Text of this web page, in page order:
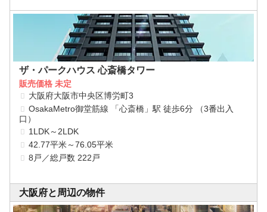
ザ・パークハウス 心斎橋タワー
販売価格 未定
大阪府大阪市中央区博労町3
OsakaMetro御堂筋線 「心斎橋」駅 徒歩6分 （3番出入
口）
1LDK～2LDK
42.77平米～76.05平米
8戸／総戸数 222戸
大阪府と周辺の物件